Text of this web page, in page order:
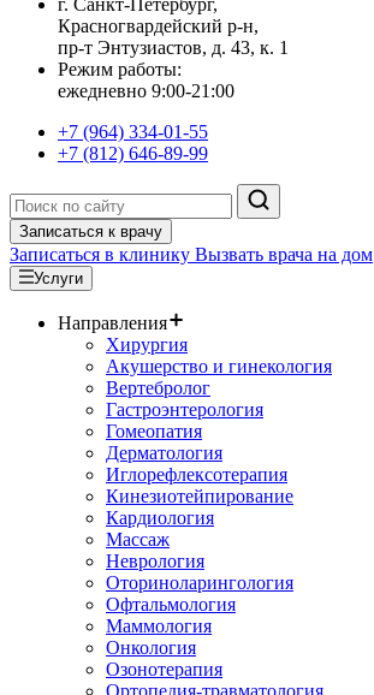
г. Санкт-Петербург,
Красногвардейский р-н,
пр-т Энтузиастов, д. 43, к. 1
Режим работы:
ежедневно 9:00-21:00
+7 (964) 334-01-55
+7 (812) 646-89-99
Записаться к врачу
Записаться в клинику Вызвать врача на дом
Услуги
Направления
Хирургия
Акушерство и гинекология
Вертебролог
Гастроэнтерология
Гомеопатия
Дерматология
Иглорефлексотерапия
Кинезиотейпирование
Кардиология
Массаж
Неврология
Оториноларингология
Офтальмология
Маммология
Онкология
Озонотерапия